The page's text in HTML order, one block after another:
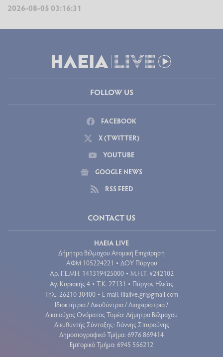
2026-08-05 03:16:31
FOLLOW US
FACEBOOK
X (TWITTER)
YOUTUBE
GOOGLE NEWS
RSS FEED
CONTACT US
ΗΛΕΙΑ LIVE
Δήμητρα Βέλμαχου Ατομική Επιχείρηση
ΑΦΜ 105224221 • ΔΟΥ Πύργου
Aρ. Γ.Ε.ΜΗ. 141319425000 • Μ.Η.Τ. #242102
Αγ. Κυριακής 4 • Τ.Κ. 27131 • Πύργος Ηλείας
Τηλ.: 26210 30400 • E-mail: ilialive.gr@gmail.com
Ιδιοκτήτρια / Διευθύντρια / Διαχειρίστρια /
Δικαιούχος Ονόματος Τομέα: Δήμητρα Βέλμαχου
Διευθυντής Σύνταξης: Γιάννης Σπυρούνης
Δημοσιογραφικό Τμήμα: 6976 869414
Εμπορικό Τμήμα: 6945 556212